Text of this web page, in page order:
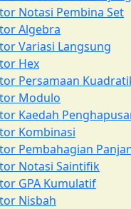
Notasi Pembina Set
Algebra
Variasi Langsung
Hex
Persamaan
Modulo
Kaedah
Kombinasi
Pembahagian
Notasi Saintifik
GPA Kumulatif
Nisbah